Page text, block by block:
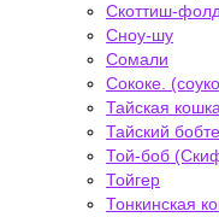
Скоттиш-
Сноу-шу
Сомали
Сококе.
Тайская кошка
Тайский
Той-боб
Тойгер
Тонкинская